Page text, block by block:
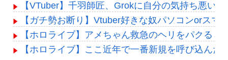
【VTuber】千羽師匠、Grokに自分の気持ち悪い
【ガチ勢お断り】Vtuber好きな奴パソコンorス
【ホロライブ】アメちゃん救急のヘリをパクる→
【ホロライブ】ここ近年で一番新規を呼び込んだ